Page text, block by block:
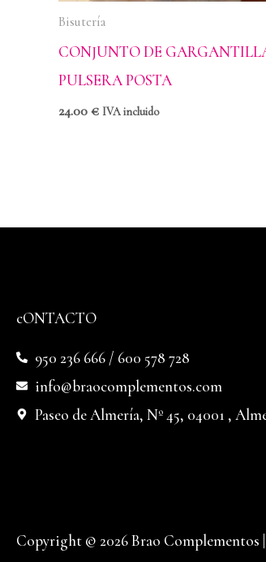
Bisutería
CONJUNTO DE
PULSERA POSTA
24.00€ IVA incluido
cONTACTO
950 236 666 / 600 578 728
info@braocomplementos.com
Paseo de Almería, Nº 45, 04001 ,
Copyright © 2026 Brao Complementos |